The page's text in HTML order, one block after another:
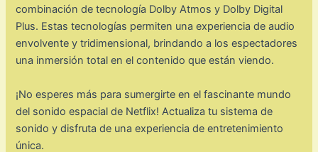
combinación de tecnología Dolby Atmos y Dolby Digital
Plus. Estas tecnologías permiten una experiencia de audio
envolvente y tridimensional, brindando a los espectadores
una inmersión total en el contenido que están viendo.
¡No esperes más para sumergirte en el fascinante mundo
del sonido espacial de Netflix! Actualiza tu sistema de
sonido y disfruta de una experiencia de entretenimiento
única.